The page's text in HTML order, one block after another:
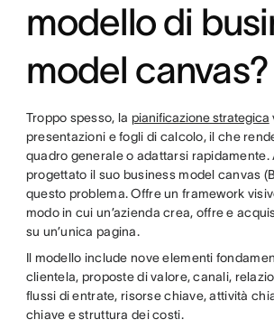
modello di
model canvas?
Troppo spesso, la pianificazione strategica
presentazioni e fogli di calcolo, il che
quadro generale o adattarsi rapidamente.
progettato il suo business model canvas
questo problema. Offre un framework
modo in cui un’azienda crea, offre e
su un’unica pagina.
Il modello include nove elementi
clientela, proposte di valore, canali,
flussi di entrate, risorse chiave, attività
chiave e struttura dei costi.